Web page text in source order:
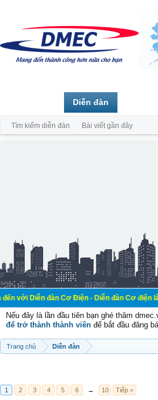
đàn Cơ Điện - Diễn đàn Cơ điện là nơi chia
Nếu đây là lần đầu tiên bạn ghé thăm
để trở thành thành viên để bắt đầu đăng
Trang chủ Diễn đàn
1 2 3 4 5 6 → 10 Tiếp >
Diễn đàn
Tìm kiếm diễn đàn Bài viết gần đây